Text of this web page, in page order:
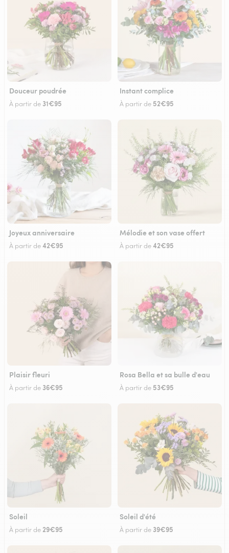
Douceur poudrée
À partir de 31€95
Instant complice
À partir de 52€95
Joyeux anniversaire
À partir de42€95
Mélodie et son vase offert
À partir de42€95
Plaisir fleuri
À partir de 36€95
Rosa Bella et sa bulle d'eau
À partir de 53€95
Soleil
À partir de29€95
Soleil d'été
À partir de 39€95